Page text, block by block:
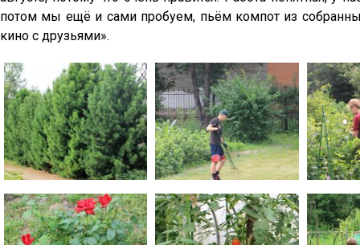
потом мы ещё и сами пробуем, пьём компот из
кино с друзьями».